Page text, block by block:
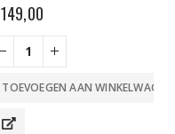
149,00
TOEVOEGEN AAN WINKELWAGEN